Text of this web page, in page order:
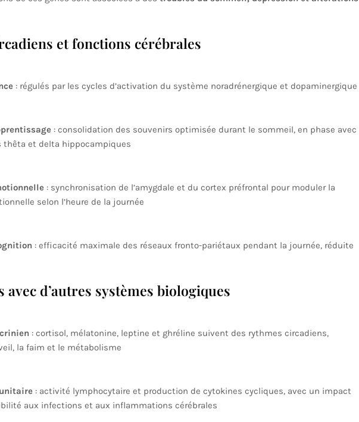
et fonctions cérébrales
: régulés par les cycles d’activation du système noradrénergique et dopaminergique
: consolidation des souvenirs optimisée durant le sommeil, en phase avec
thêta et delta hippocampiques
: synchronisation de l’amygdale et du cortex préfrontal pour moduler la
selon l’heure de la journée
: efficacité maximale des réseaux fronto-pariétaux pendant la journée, réduite
d’autres systèmes biologiques
: cortisol, mélatonine, leptine et ghréline suivent des rythmes circadiens,
la faim et le métabolisme
: activité lymphocytaire et production de cytokines cycliques, avec un impact
aux infections et aux inflammations cérébrales